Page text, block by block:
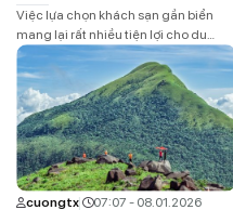
nhiều du khách yêu thích
Việc lựa chọn khách sạn gần biển
mang lại rất nhiều tiện lợi cho du
khách. Chỉ cần vài phút đi bộ, bạn đã
có thể hòa mình vào làn nước trong
xanh, tận hưởng không khí biển mát
lành và ngắm bình minh tuyệt đẹp
trên biển Nhật Lệ. Du lịch trải nghiệm
Quảng […]
cuongtx 07:07 - 08.01.2026